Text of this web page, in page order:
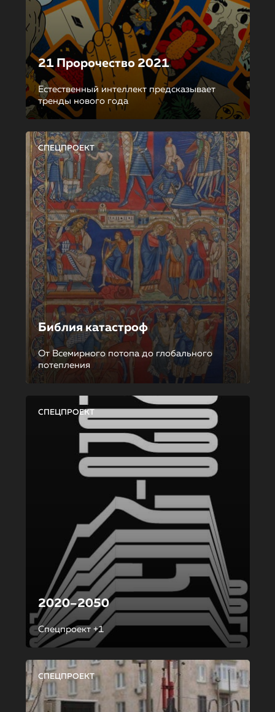
21 Пророчество 2021
Естественный интеллект предсказывает
тренды нового года
СПЕЦПРОЕКТ
Библия катастроф
От Всемирного потопа до глобального
потепления
СПЕЦПРОЕКТ
2020–2050
Спецпроект +1
СПЕЦПРОЕКТ